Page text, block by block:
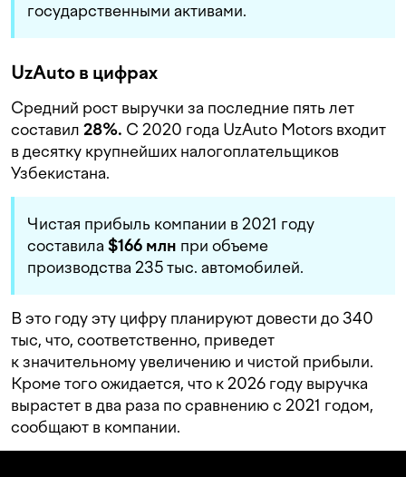
государственными активами.
UzAuto в цифрах
Средний рост выручки за последние пять лет
составил 28%. С 2020 года UzAuto Motors входит
в десятку крупнейших налогоплательщиков
Узбекистана.
Чистая прибыль компании в 2021 году
составила $166 млн при объеме
производства 235 тыс. автомобилей.
В это году эту цифру планируют довести до 340
тыс, что, соответственно, приведет
к значительному увеличению и чистой прибыли.
Кроме того ожидается, что к 2026 году выручка
вырастет в два раза по сравнению с 2021 годом,
сообщают в компании.